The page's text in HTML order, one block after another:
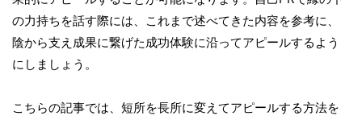
の力持ちを話す際には、これまで述べてきた内容を参考に、
陰から支え成果に繋げた成功体験に沿ってアピールするよう
にしましょう。
こちらの記事では、短所を長所に変えてアピールする方法を